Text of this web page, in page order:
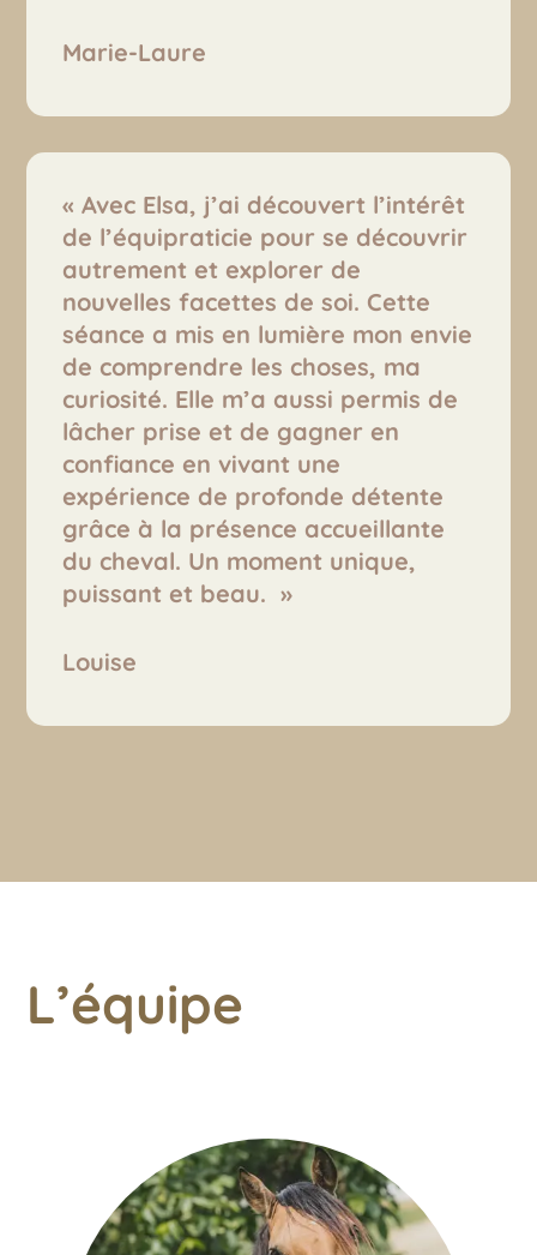
Marie-Laure
« Avec Elsa, j’ai découvert l’intérêt
de l’équipraticie pour se découvrir
autrement et explorer de
nouvelles facettes de soi. Cette
séance a mis en lumière mon envie
de comprendre les choses, ma
curiosité. Elle m’a aussi permis de
lâcher prise et de gagner en
confiance en vivant une
expérience de profonde détente
grâce à la présence accueillante
du cheval. Un moment unique,
puissant et beau. »
Louise
L’équipe